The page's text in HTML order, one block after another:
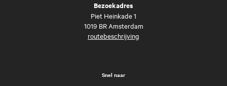
Bezoekadres
Piet Heinkade 1
1019 BR Amsterdam
routebeschrijving
Snel naar